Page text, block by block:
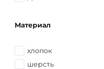
Синий
Материал
хлопок
шерсть